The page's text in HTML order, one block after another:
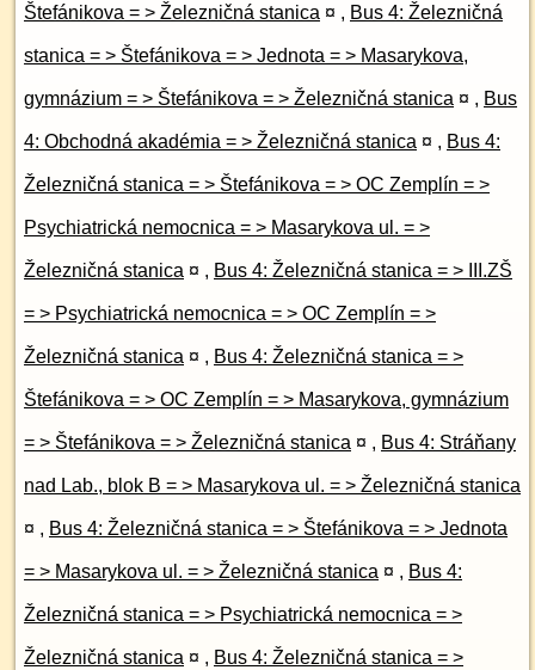
Štefánikova = > Železničná stanica ¤ , Bus 4: Železničná
stanica = > Štefánikova = > Jednota = > Masarykova,
gymnázium = > Štefánikova = > Železničná stanica ¤ , Bus
4: Obchodná akadémia = > Železničná stanica ¤ , Bus 4:
Železničná stanica = > Štefánikova = > OC Zemplín = >
Psychiatrická nemocnica = > Masarykova ul. = >
Železničná stanica ¤ , Bus 4: Železničná stanica = > III.ZŠ
= > Psychiatrická nemocnica = > OC Zemplín = >
Železničná stanica ¤ , Bus 4: Železničná stanica = >
Štefánikova = > OC Zemplín = > Masarykova, gymnázium
= > Štefánikova = > Železničná stanica ¤ , Bus 4: Stráňany
nad Lab., blok B = > Masarykova ul. = > Železničná stanica
¤ , Bus 4: Železničná stanica = > Štefánikova = > Jednota
= > Masarykova ul. = > Železničná stanica ¤ , Bus 4:
Železničná stanica = > Psychiatrická nemocnica = >
Železničná stanica ¤ , Bus 4: Železničná stanica = >